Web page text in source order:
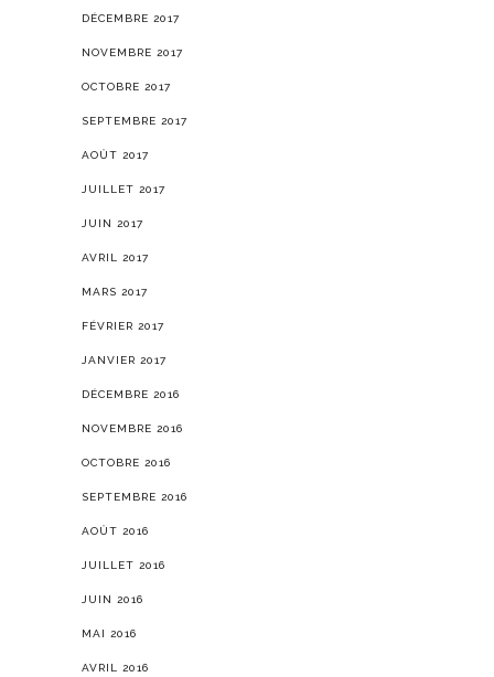
DÉCEMBRE 2017
NOVEMBRE 2017
OCTOBRE 2017
SEPTEMBRE 2017
AOÛT 2017
JUILLET 2017
JUIN 2017
AVRIL 2017
MARS 2017
FÉVRIER 2017
JANVIER 2017
DÉCEMBRE 2016
NOVEMBRE 2016
OCTOBRE 2016
SEPTEMBRE 2016
AOÛT 2016
JUILLET 2016
JUIN 2016
MAI 2016
AVRIL 2016